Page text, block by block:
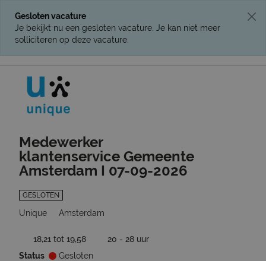
Gesloten vacature
Je bekijkt nu een gesloten vacature. Je kan niet meer
solliciteren op deze vacature.
Medewerker
klantenservice Gemeente
Amsterdam I 07-09-2026
GESLOTEN
Unique Amsterdam
18,21 tot 19,58
20 - 28 uur
Status
Gesloten